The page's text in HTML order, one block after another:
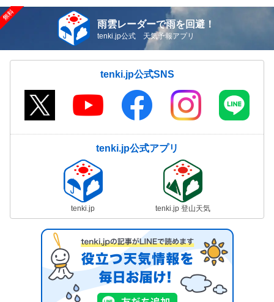
雨雲レーダーで雨を回避！
tenki.jp公式 天気予報アプリ
tenki.jp公式SNS
tenki.jp公式アプリ
tenki.jp tenki.jp 登山天気